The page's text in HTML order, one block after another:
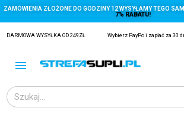
ZAMÓWIENIA ZŁOŻONE DO GODZINY 12 WYSYŁAMY TEGO
7% RABATU!
DARMOWA WYSYŁKA OD 249ZŁ Wybierz PayPo i zapłać za 30